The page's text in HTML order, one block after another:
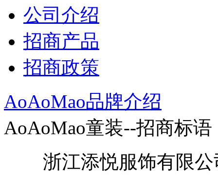
公司介绍
招商产品
招商政策
AoAoMao品牌介绍
AoAoMao童装--招商标语
浙江添悦服饰有限公